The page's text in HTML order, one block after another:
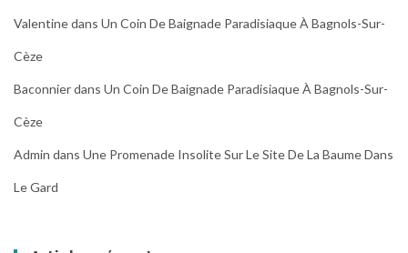
Valentinedans Un Coin De Baignade Paradisiaque À Bagnols-Sur-
Cèze
Baconnierdans Un Coin De Baignade Paradisiaque À Bagnols-Sur-
Cèze
Admin dans Une Promenade Insolite Sur Le Site De La Baume Dans
Le Gard